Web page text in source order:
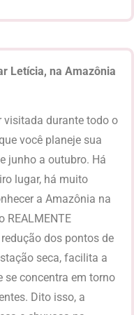
Letícia, na Amazônia
visitada durante todo o
você planeje sua
junho a outubro. Há
lugar, há muito
a Amazônia na
REALMENTE
dos pontos de
seca, facilita a
se concentra em torno
Dito isso, a